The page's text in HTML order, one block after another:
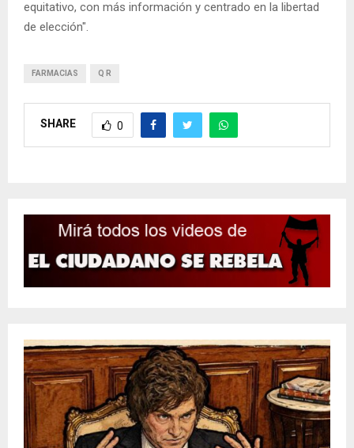
equitativo, con más información y centrado en la libertad
de elección".
FARMACIAS Q R
SHARE 0